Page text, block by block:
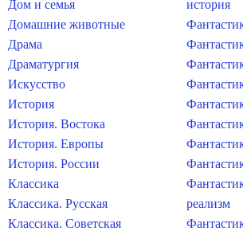
Дом и семья
Домашние животные
Драма
Драматургия
Искусство
История
История. Востока
История. Европы
История. России
Классика
Классика. Русская
Классика. Советская
история
реализм